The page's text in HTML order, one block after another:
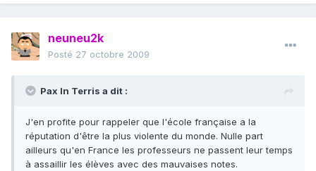
neuneu2k
Posté 27 octobre 2009
Pax In Terris a dit :
J'en profite pour rappeler que l'école française a la
réputation d'être la plus violente du monde. Nulle part
ailleurs qu'en France les professeurs ne passent leur temps
à assaillir les élèves avec des mauvaises notes.